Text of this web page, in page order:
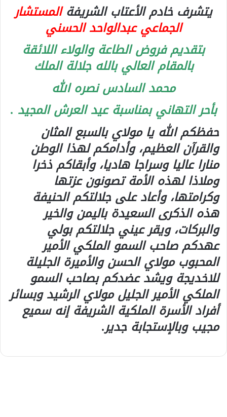
يتشرف خادم الأعتاب الشريفةالمستشار
الجماعي عبدالواحد الحسني
بتقديم فروض الطاعة والولاء اللائقة
بالمقام العالي بالله جلالة الملك
محمد السادس نصره الله
بأحر التهاني بمناسبة عيد العرش المجيد .
حفظكم الله يا مولاي بالسبع المثان
والقرآن العظيم، وأدامكم لهذا الوطن
منارا عاليا وسراجا هاديا، وأبقاكم ذخرا
وملاذا لهذه الأمة تصونون عزتها
وكرامتها، وأعاد على جلالتكم الحنيفة
هذه الذكرى السعيدة باليمن والخير
والبركات، ويقر عيني جلالتكم بولي
عهدكم صاحب السمو الملكي الأمير
المحبوب مولاي الحسن والأميرة الجليلة
للاخديجة ويشد عضدكم بصاحب السمو
الملكي الأمير الجليل مولاي الرشيد وبسائر
أفراد الأسرة الملكية الشريفة إنه سميع
مجيب وبالإستجابة جدير.